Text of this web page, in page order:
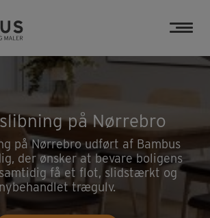
på Nørrebro
på Nørrebro udført af Bambus
der ønsker at bevare boligens
få et flot, slidstærkt og
nybehandlet trægulv.